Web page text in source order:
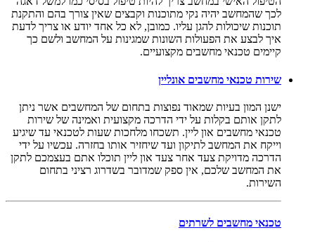
לכך שהמחשב יהיה נקי מתוכנות וקבצים שאין צורך בהם והתקנת
תוכנות שיכולות להגן עליו. כמובן, לא כל אחד יודע או צריך לדעת
איך לבצע את הפעולות השונות שמגינות על המחשב ולשם כך
קיימים טכנאי מחשבים מקצועיים.
שירות טכנאי מחשבים אונליין
ישנן המון בעיות שמאוד נפוצות בתחום של המחשבים אשר ניתן
לתקן אותם בקלות על ידי הדרכה מקצועית ואמינה של שירות
טכנאי מחשבים און ליין. תשכחו מלחכות שעות לטכנאי עד שיגיע
וייקח את המחשב לתיקון ועד שיחזיר אותו בחזרה. עכשיו על ידי
הדרכה מדויקת צעד אחר צעד און ליין תוכלו אתם בעצמכם לתקן
את המחשב שלכם, אין ספק שמדובר בשדרוג רציני בתחום
השירות.
טכנאי מחשבים לשרתים